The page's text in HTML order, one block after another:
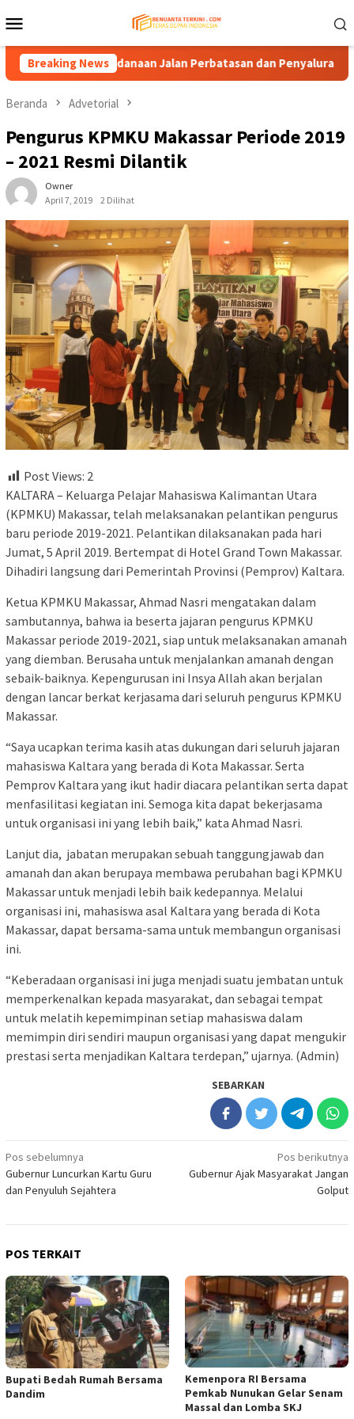
ke
Mobile
Breaking News
Pendanaan Jalan Perbatasan dan Penyaluran DBH
Beranda Advetorial
Pengurus KPMKU Makassar Periode 2019
– 2021 Resmi Dilantik
Owner
April 7, 2019
2 Dilihat
Post Views: 2
KALTARA – Keluarga Pelajar Mahasiswa Kalimantan Utara
(KPMKU) Makassar, telah melaksanakan pelantikan pengurus
baru periode 2019-2021. Pelantikan dilaksanakan pada hari
Jumat, 5 April 2019. Bertempat di Hotel Grand Town Makassar.
Dihadiri langsung dari Pemerintah Provinsi (Pemprov) Kaltara.
Ketua KPMKU Makassar, Ahmad Nasri mengatakan dalam
sambutannya, bahwa ia beserta jajaran pengurus KPMKU
Makassar periode 2019-2021, siap untuk melaksanakan amanah
yang diemban. Berusaha untuk menjalankan amanah dengan
sebaik-baiknya. Kepengurusan ini Insya Allah akan berjalan
dengan lancar berkat kerjasama dari seluruh pengurus KPMKU
Makassar.
“Saya ucapkan terima kasih atas dukungan dari seluruh jajaran
mahasiswa Kaltara yang berada di Kota Makassar. Serta
Pemprov Kaltara yang ikut hadir diacara pelantikan serta dapat
menfasilitasi kegiatan ini. Semoga kita dapat bekerjasama
untuk organisasi ini yang lebih baik,” kata Ahmad Nasri.
Lanjut dia, jabatan merupakan sebuah tanggungjawab dan
amanah dan akan berupaya membawa perubahan bagi KPMKU
Makassar untuk menjadi lebih baik kedepannya. Melalui
organisasi ini, mahasiswa asal Kaltara yang berada di Kota
Makassar, dapat bersama-sama untuk membangun organisasi
ini.
“Keberadaan organisasi ini juga menjadi suatu jembatan untuk
memperkenalkan kepada masyarakat, dan sebagai tempat
untuk melatih kepemimpinan setiap mahasiswa dalam
memimpin diri sendiri maupun organisasi yang dapat mengukir
prestasi serta menjadikan Kaltara terdepan,” ujarnya. (Admin)
SEBARKAN
Navigasi
pos
Pos sebelumnya
Gubernur Luncurkan Kartu Guru
dan Penyuluh Sejahtera
Pos berikutnya
Gubernur Ajak Masyarakat Jangan
Golput
POS TERKAIT
Bupati Bedah Rumah Bersama
Dandim
Kemenpora RI Bersama
Pemkab Nunukan Gelar Senam
Massal dan Lomba SKJ